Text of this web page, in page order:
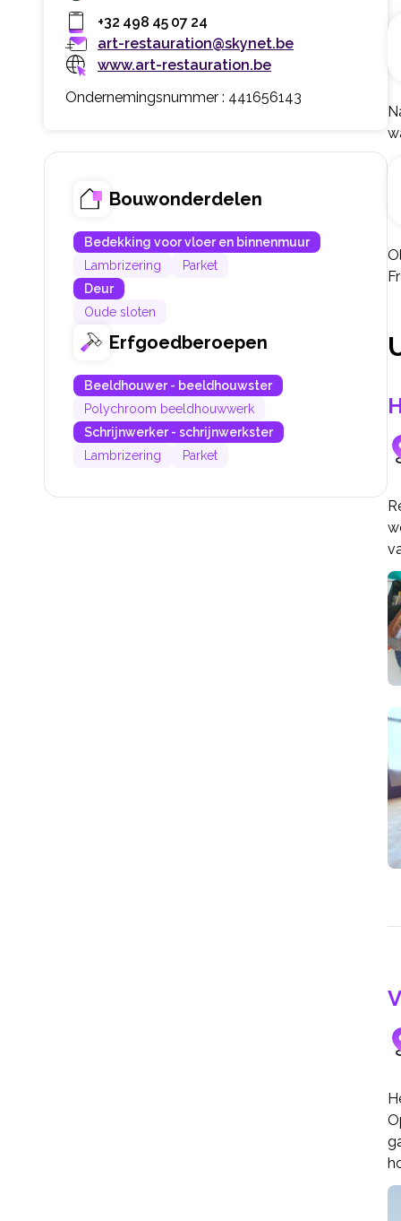
+32 498 45 07 24
art-restauration@skynet.be
www.art-restauration.be
Ondernemingsnummer : 441656143
Bouwonderdelen
Bedekking voor vloer en binnenmuur
Lambrizering
Parket
Deur
Oude sloten
Erfgoedberoepen
Beeldhouwer - beeldhouwster
Polychroom beeldhouwwerk
Schrijnwerker - schrijnwerkster
Lambrizering
Parket